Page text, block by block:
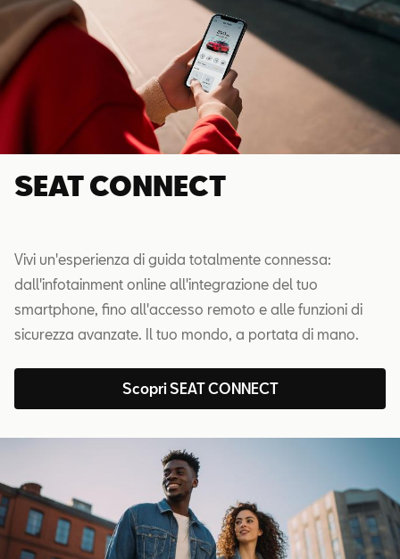
SEAT CONNECT
Vivi un'esperienza di guida totalmente connessa:
dall'infotainment online all'integrazione del tuo
smartphone, fino all'accesso remoto e alle funzioni di
sicurezza avanzate. Il tuo mondo, a portata di mano.
Scopri SEAT CONNECT